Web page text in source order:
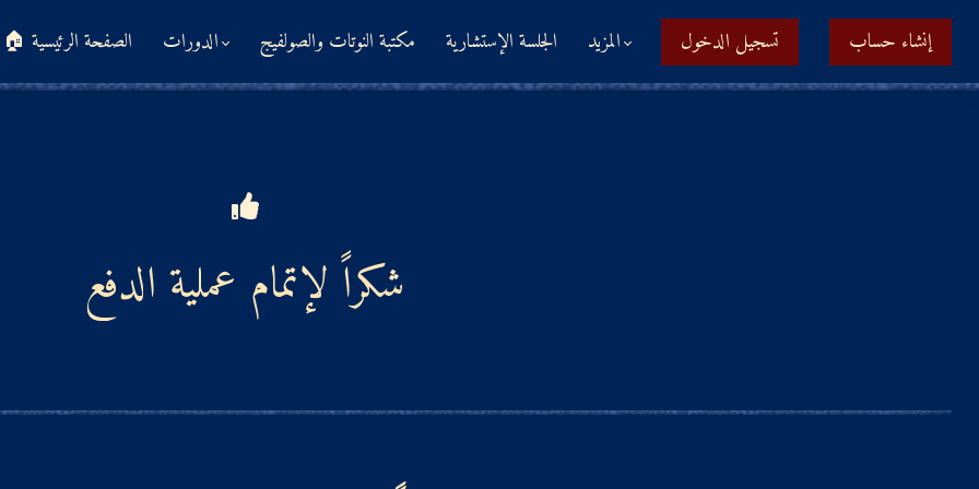
🏠 الصفحة الرئيسية الدورات مكتبة النوتات والصولفيج الجلسة الإستشارية المزيد تسجيل الدخول إنشاء حساب
شكراً لإتمام عملية الدفع